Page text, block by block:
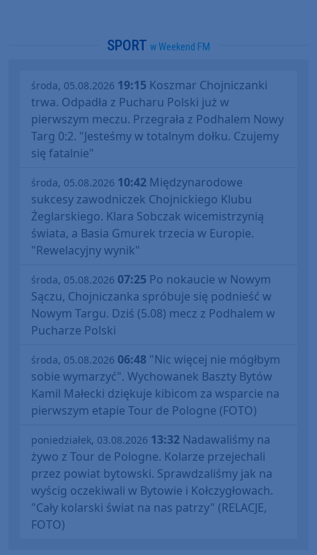
SPORT w Weekend FM
środa, 05.08.2026 19:15 Koszmar Chojniczanki
trwa. Odpadła z Pucharu Polski już w
pierwszym meczu. Przegrała z Podhalem Nowy
Targ 0:2. "Jesteśmy w totalnym dołku. Czujemy
się fatalnie"
środa, 05.08.2026 10:42 Międzynarodowe
sukcesy zawodniczek Chojnickiego Klubu
Żeglarskiego. Klara Sobczak wicemistrzynią
świata, a Basia Gmurek trzecia w Europie.
"Rewelacyjny wynik"
środa, 05.08.2026 07:25 Po nokaucie w Nowym
Sączu, Chojniczanka spróbuje się podnieść w
Nowym Targu. Dziś (5.08) mecz z Podhalem w
Pucharze Polski
środa, 05.08.2026 06:48 "Nic więcej nie mógłbym
sobie wymarzyć". Wychowanek Baszty Bytów
Kamil Małecki dziękuje kibicom za wsparcie na
pierwszym etapie Tour de Pologne (FOTO)
poniedziałek, 03.08.2026 13:32 Nadawaliśmy na
żywo z Tour de Pologne. Kolarze przejechali
przez powiat bytowski. Sprawdzaliśmy jak na
wyścig oczekiwali w Bytowie i Kołczygłowach.
"Cały kolarski świat na nas patrzy" (RELACJE,
FOTO)